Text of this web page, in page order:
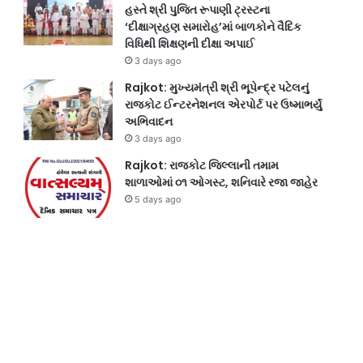
હસ્તે શ્રી પુજિત રૂપાણી ટ્રસ્ટના
‘દીક્ષાગ્રહણ સમારોહ’માં બાળકોને વૈદિક
વિધિથી શિક્ષણની દીક્ષા અપાઈ
3 days ago
Rajkot: મુખ્યમંત્રી શ્રી ભૂપેન્દ્ર પટેલનું
રાજકોટ ઈન્ટરનેશનલ એરપોર્ટ પર ઉષ્માભર્યું
અભિવાદન
3 days ago
Rajkot: રાજકોટ જિલ્લાની તમામ
શાળાઓમાં ૦૧ ઓગસ્ટ, શનિવારે રજા જાહેર
5 days ago